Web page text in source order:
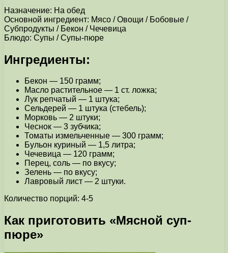
Назначение: На обед
Основной ингредиент: Мясо / Овощи / Бобовые /
Субпродукты / Бекон / Чечевица
Блюдо: Супы / Супы-пюре
Ингредиенты:
Бекон — 150 грамм;
Масло растительное — 1 ст. ложка;
Лук репчатый — 1 штука;
Сельдерей — 1 штука (стебель);
Морковь — 2 штуки;
Чеснок — 3 зубчика;
Томаты измельченные — 300 грамм;
Бульон куриный — 1,5 литра;
Чечевица — 120 грамм;
Перец, соль — по вкусу;
Зелень — по вкусу;
Лавровый лист — 2 штуки.
Количество порций: 4-5
Как приготовить «Мясной суп-
пюре»